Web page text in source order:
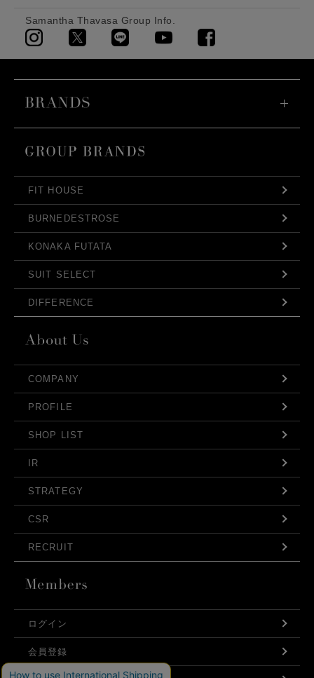
Samantha Thavasa Group Info.
FIT HOUSE
BURNEDESTROSE
KONAKA FUTATA
SUIT SELECT
DIFFERENCE
COMPANY
PROFILE
SHOP LIST
IR
STRATEGY
CSR
RECRUIT
ログイン
会員登録